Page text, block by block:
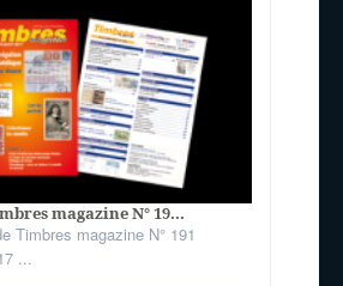
magazine N° 19...
Timbres magazine N° 191
...